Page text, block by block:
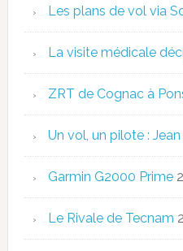
Les plans de vol via
La visite médicale
ZRT de Cognac à
Un vol, un pilote :
Garmin G2000 Prime
Le Rivale de Tecnam